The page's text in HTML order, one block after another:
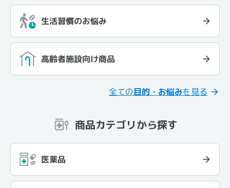
生活習慣のお悩み
高齢者施設向け商品
全ての目的・お悩みを見る
商品カテゴリから探す
医薬品